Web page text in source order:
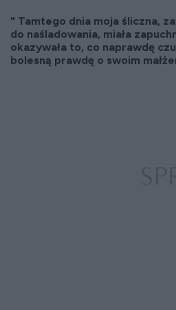
" Tamtego dnia moja śliczna,
do naśladowania, miała
okazywała to, co naprawdę
bolesną prawdę o swoim